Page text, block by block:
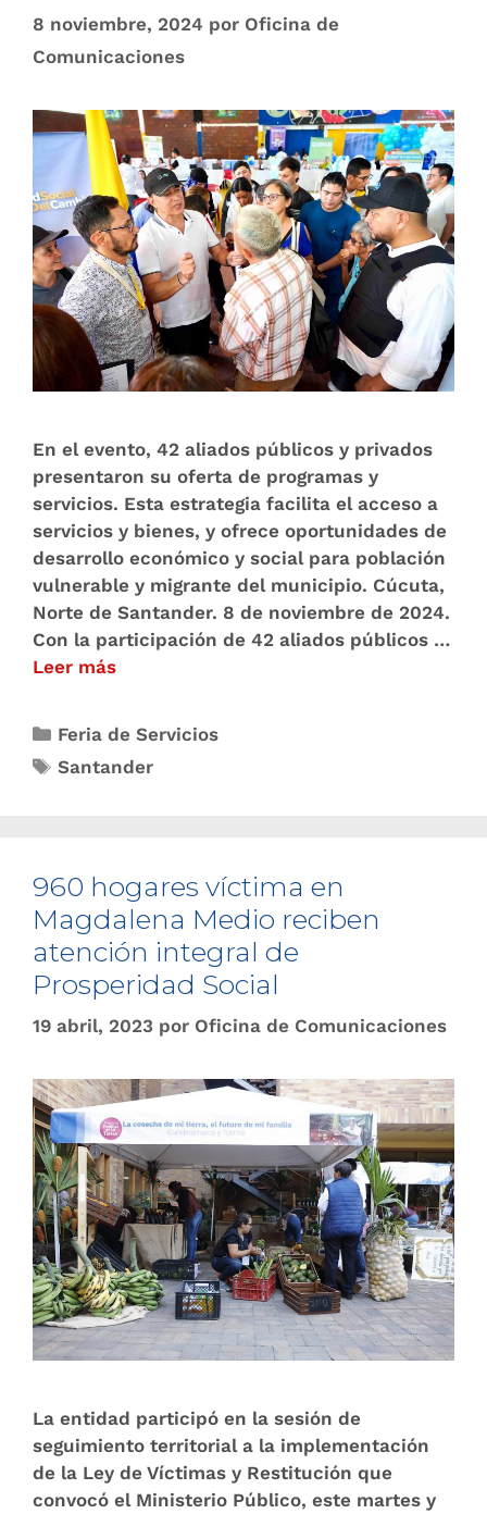
8 noviembre, 2024 por Oficina de
Comunicaciones
En el evento, 42 aliados públicos y privados
presentaron su oferta de programas y
servicios. Esta estrategia facilita el acceso a
servicios y bienes, y ofrece oportunidades de
desarrollo económico y social para población
vulnerable y migrante del municipio. Cúcuta,
Norte de Santander. 8 de noviembre de 2024.
Con la participación de 42 aliados públicos …
Leer más
Feria de Servicios
Santander
960 hogares víctima en
Magdalena Medio reciben
atención integral de
Prosperidad Social
19 abril, 2023 por Oficina de Comunicaciones
La entidad participó en la sesión de
seguimiento territorial a la implementación
de la Ley de Víctimas y Restitución que
convocó el Ministerio Público, este martes y